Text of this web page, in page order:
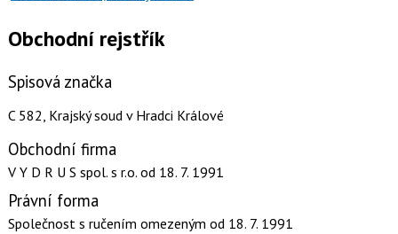
Obchodní rejstřík
Spisová značka
C 582, Krajský soud v Hradci Králové
Obchodní firma
V Y D R U S spol. s r.o. od 18. 7. 1991
Právní forma
Společnost s ručením omezeným od 18. 7. 1991